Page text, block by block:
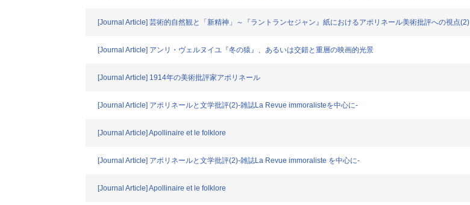
[Journal Article] 芸術的自然観と「新精神」～『ラントランセジャン』紙におけるアポリネール美術批評への視点(2)
[Journal Article] アンリ・ヴェルヌイユ『冬の猿』、あるいは交錯と重層の映画的光景
[Journal Article] 1914年の美術批評家アポリネール
[Journal Article] アポリネールと文学批評(2)-雑誌La Revue immoralisteを中心に-
[Journal Article] Apollinaire et le folklore
[Journal Article] アポリネールと文学批評(2)-雑誌La Revue immoraliste を中心に-
[Journal Article] Apollinaire et le folklore